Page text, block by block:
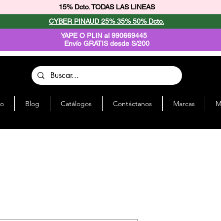
15% Dcto. TODAS LAS LINEAS
CYBER PINAUD 25% 35% 50% Dcto.
YAPE O PLIN al 990669445
Envío GRATIS desde S/200
Blog Catálogos Contáctanos Marcas